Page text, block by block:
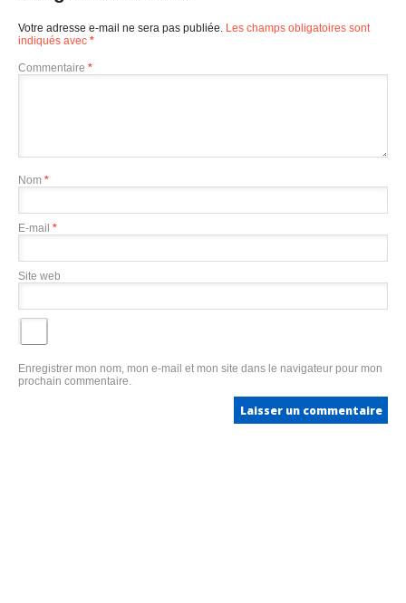
Votre adresse e-mail ne sera pas publiée. Les champs obligatoires sont
indiqués avec *
Commentaire *
Nom *
E-mail *
Site web
Enregistrer mon nom, mon e-mail et mon site dans le navigateur pour mon
prochain commentaire.